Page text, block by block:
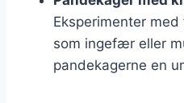
Eksperimenter
som ingefær eller
pandekagerne en